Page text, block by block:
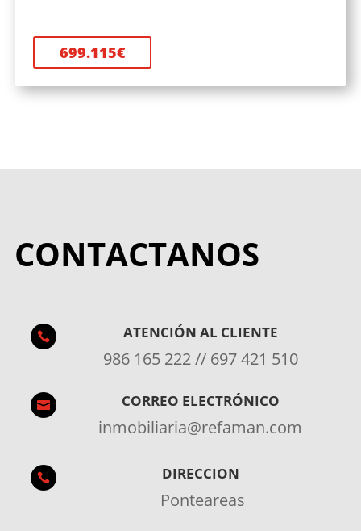
699.115€
CONTACTANOS
 ATENCIÓN AL CLIENTE
986 165 222 // 697 421 510
 CORREO ELECTRÓNICO
inmobiliaria@refaman.com
 DIRECCION
Ponteareas